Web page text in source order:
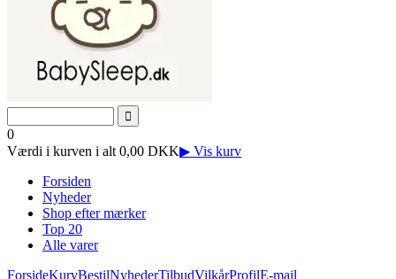
0
Værdi i kurven i alt 0,00 DKK▶ Vis kurv
Forsiden
Nyheder
Shop efter mærker
Top 20
Alle varer
ForsideKurvBestilNyhederTilbudVilkårProfilE-mail